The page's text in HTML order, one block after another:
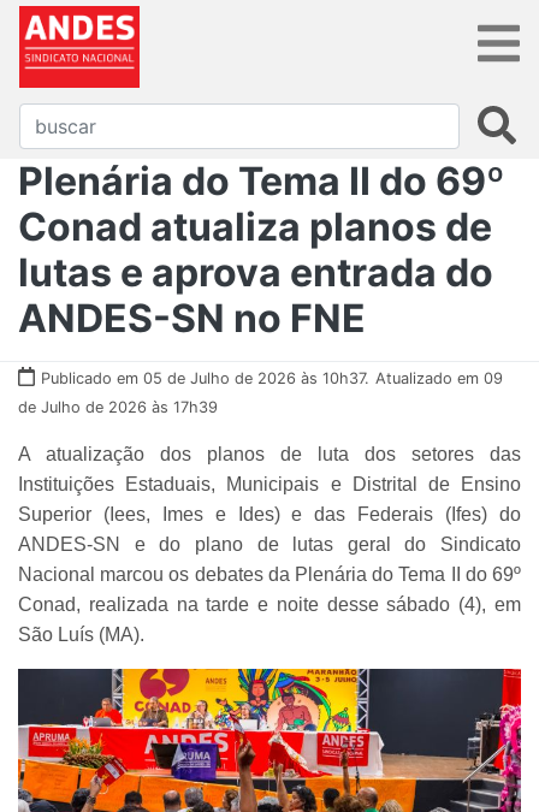
Plenária do Tema II do 69º
Conad atualiza planos de
lutas e aprova entrada do
ANDES-SN no FNE
Publicado em 05 de Julho de 2026 às 10h37. Atualizado em 09
de Julho de 2026 às 17h39
A atualização dos planos de luta dos setores das
Instituições Estaduais, Municipais e Distrital de Ensino
Superior (Iees, Imes e Ides) e das Federais (Ifes) do
ANDES-SN e do plano de lutas geral do Sindicato
Nacional marcou os debates da Plenária do Tema II do 69º
Conad, realizada na tarde e noite desse sábado (4), em
São Luís (MA).